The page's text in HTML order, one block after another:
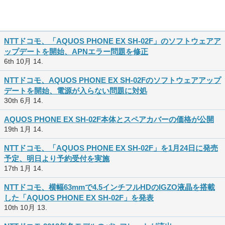
NTTドコモ、「AQUOS PHONE EX SH-02F」のソフトウェアア
ップデートを開始、APNエラー問題を修正
6th 10月 14.
NTTドコモ、AQUOS PHONE EX SH-02Fのソフトウェアアップ
デートを開始、電源が入らない問題に対処
30th 6月 14.
AQUOS PHONE EX SH-02F本体とスペアカバーの価格が公開
19th 1月 14.
NTTドコモ、「AQUOS PHONE EX SH-02F」を1月24日に発売
予定、明日より予約受付を実施
17th 1月 14.
NTTドコモ、横幅63mmで4.5インチフルHDのIGZO液晶を搭載
した「AQUOS PHONE EX SH-02F」を発表
10th 10月 13.